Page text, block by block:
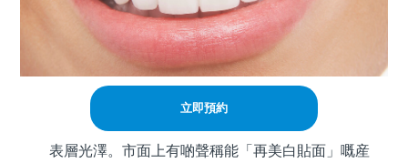
立即預約
表層光澤。市面上有啲聲稱能「再美白貼面」嘅産